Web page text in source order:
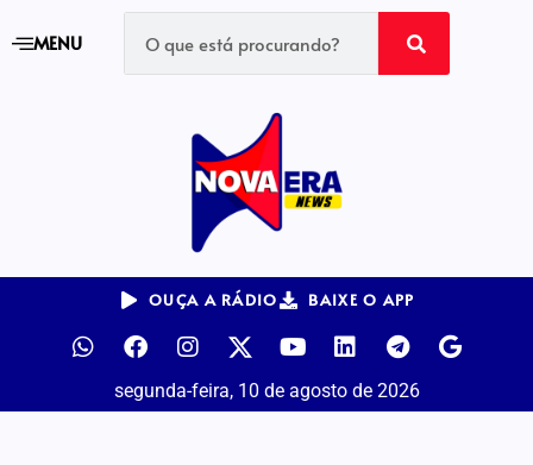
MENU
OUÇA A RÁDIO BAIXE O APP
segunda-feira, 10 de agosto de 2026